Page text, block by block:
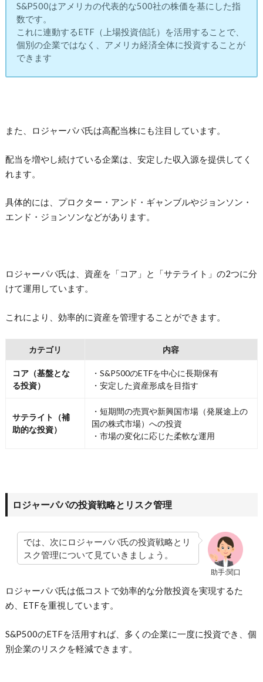
S&P500はアメリカの代表的な500社の株価を基にした指
数です。
これに連動するETF（上場投資信託）を活用することで、
個別の企業ではなく、アメリカ経済全体に投資することが
できます
また、ロジャーパパ氏は高配当株にも注目しています。
配当を増やし続けている企業は、安定した収入源を提供してく
れます。
具体的には、プロクター・アンド・ギャンブルやジョンソン・
エンド・ジョンソンなどがあります。
ロジャーパパ氏は、資産を「コア」と「サテライト」の2つに分
けて運用しています。
これにより、効率的に資産を管理することができます。
カテゴリ 内容
コア（基盤とな
る投資）
・S&P500のETFを中心に長期保有
・安定した資産形成を目指す
サテライト（補
助的な投資）
・短期間の売買や新興国市場（発展途上の
国の株式市場）への投資
・市場の変化に応じた柔軟な運用
ロジャーパパの投資戦略とリスク管理
助手:関口
では、次にロジャーパパ氏の投資戦略とリ
スク管理について見ていきましょう。
ロジャーパパ氏は低コストで効率的な分散投資を実現するた
め、ETFを重視しています。
S&P500のETFを活用すれば、多くの企業に一度に投資でき、個
別企業のリスクを軽減できます。